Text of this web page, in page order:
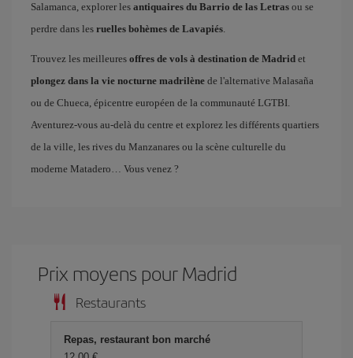
Salamanca, explorer les antiquaires du Barrio de las Letras ou se
perdre dans les ruelles bohèmes de Lavapiés.
Trouvez les meilleures offres de vols à destination de Madrid et
plongez dans la vie nocturne madrilène de l'alternative Malasaña
ou de Chueca, épicentre européen de la communauté LGTBI.
Aventurez-vous au-delà du centre et explorez les différents quartiers
de la ville, les rives du Manzanares ou la scène culturelle du
moderne Matadero… Vous venez ?
Prix ​​moyens pour Madrid
Restaurants
Repas, restaurant bon marché